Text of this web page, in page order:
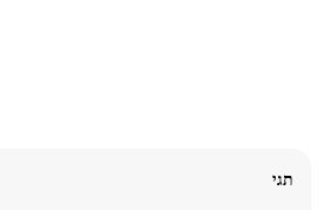
תגי